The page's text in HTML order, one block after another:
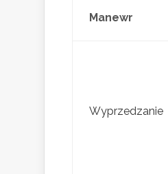
Manewr
Wyprzedzanie